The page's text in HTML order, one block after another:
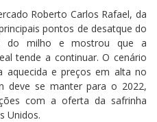
Roberto Carlos Rafael, da
pontos de desatque do
do milho e mostrou que a
tende a continuar. O cenário
e preços em alta no
deve se manter para o 2022,
com a oferta da safrinha
Unidos.